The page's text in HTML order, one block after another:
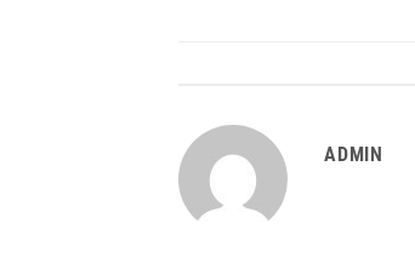
ADMIN